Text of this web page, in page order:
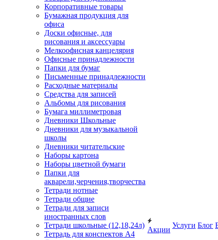
Корпоративные товары
Бумажная продукция для
офиса
Доски офисные, для
рисования и аксессуары
Мелкоофисная канцелярия
Офисные принадлежности
Папки для бумаг
Письменные принадлежности
Расходные материалы
Средства для записей
Альбомы для рисования
Бумага миллиметровая
Дневники Школьные
Дневники для музыкальной
школы
Дневники читательские
Наборы картона
Наборы цветной бумаги
Папки для
акварели,черчения,творчества
Тетради нотные
Тетради общие
Тетради для записи
иностранных слов
Тетради школьные (12,18,24л)
Тетрадь для конспектов А4
Акции
Услуги Блог